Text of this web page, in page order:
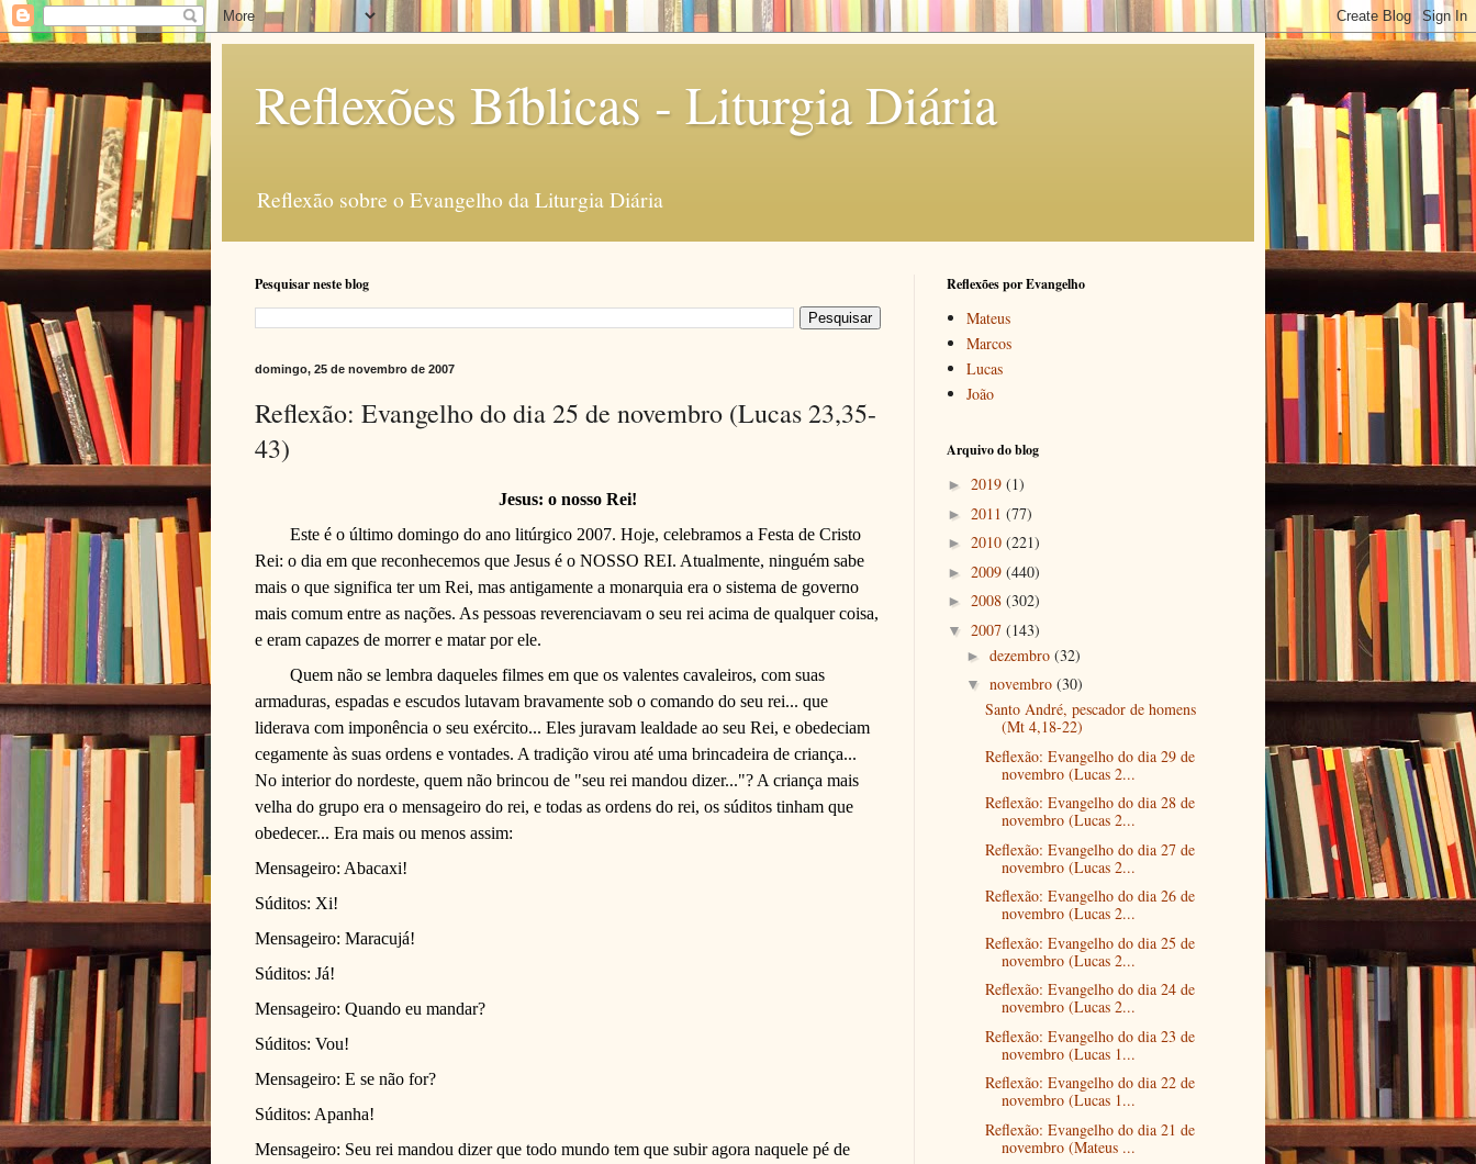
Reflexões Bíblicas - Liturgia Diária
Reflexão sobre o Evangelho da Liturgia Diária
Pesquisar neste blog
domingo, 25 de novembro de 2007
Reflexão: Evangelho do dia 25 de novembro (Lucas 23,35-
43)
Jesus: o nosso Rei!
Este é o último domingo do ano litúrgico 2007. Hoje, celebramos a Festa de Cristo
Rei: o dia em que reconhecemos que Jesus é o NOSSO REI. Atualmente, ninguém sabe
mais o que significa ter um Rei, mas antigamente a monarquia era o sistema de governo
mais comum entre as nações. As pessoas reverenciavam o seu rei acima de qualquer coisa,
e eram capazes de morrer e matar por ele.
Quem não se lembra daqueles filmes em que os valentes cavaleiros, com suas
armaduras, espadas e escudos lutavam bravamente sob o comando do seu rei... que
liderava com imponência o seu exército... Eles juravam lealdade ao seu Rei, e obedeciam
cegamente às suas ordens e vontades. A tradição virou até uma brincadeira de criança...
No interior do nordeste, quem não brincou de "seu rei mandou dizer..."? A criança mais
velha do grupo era o mensageiro do rei, e todas as ordens do rei, os súditos tinham que
obedecer... Era mais ou menos assim:
Mensageiro: Abacaxi!
Súditos: Xi!
Mensageiro: Maracujá!
Súditos: Já!
Mensageiro: Quando eu mandar?
Súditos: Vou!
Mensageiro: E se não for?
Súditos: Apanha!
Mensageiro: Seu rei mandou dizer que todo mundo tem que subir agora naquele pé de
Reflexões por Evangelho
Mateus
Marcos
Lucas
João
Arquivo do blog
► 2019 (1)
► 2011 (77)
► 2010 (221)
► 2009 (440)
► 2008 (302)
▼ 2007 (143)
► dezembro (32)
▼ novembro (30)
Santo André, pescador de homens
(Mt 4,18-22)
Reflexão: Evangelho do dia 29 de
novembro (Lucas 2...
Reflexão: Evangelho do dia 28 de
novembro (Lucas 2...
Reflexão: Evangelho do dia 27 de
novembro (Lucas 2...
Reflexão: Evangelho do dia 26 de
novembro (Lucas 2...
Reflexão: Evangelho do dia 25 de
novembro (Lucas 2...
Reflexão: Evangelho do dia 24 de
novembro (Lucas 2...
Reflexão: Evangelho do dia 23 de
novembro (Lucas 1...
Reflexão: Evangelho do dia 22 de
novembro (Lucas 1...
Reflexão: Evangelho do dia 21 de
novembro (Mateus ...